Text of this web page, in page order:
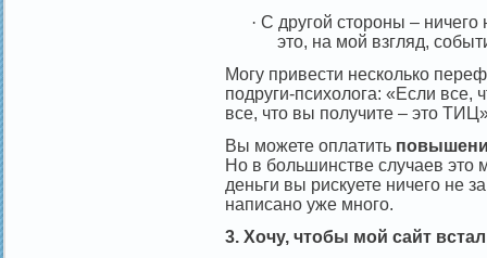
· С другой стороны – ничего
это, на мой взгляд,
Могу привести несколько
подруги-психолога: «Если все,
все, что вы получите – это
Вы можете оплатить
Но в большинстве случаев это
деньги вы рискуете ничего не
написано уже много.
3. Хочу, чтобы мой сайт